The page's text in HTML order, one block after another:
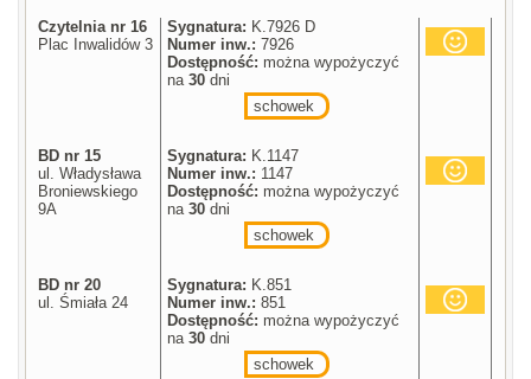
Czytelnia nr 16
Plac Inwalidów 3
Sygnatura: K.7926 D
Numer inw.: 7926
Dostępność: można wypożyczyć
na30 dni
schowek
BD nr 15
ul. Władysława
Broniewskiego
9A
Sygnatura: K.1147
Numer inw.: 1147
Dostępność: można wypożyczyć
na30 dni
schowek
BD nr 20
ul. Śmiała 24
Sygnatura: K.851
Numer inw.: 851
Dostępność: można wypożyczyć
na30 dni
schowek